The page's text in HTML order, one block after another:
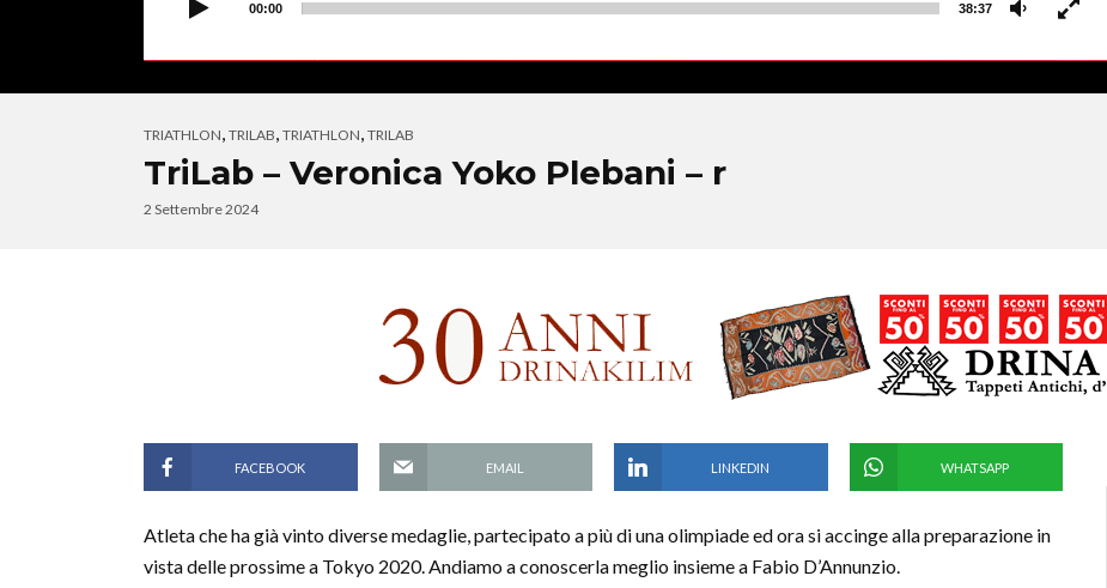
00:00 38:37
TRIATHLON, TRILAB, TRIATHLON, TRILAB
TriLab – Veronica Yoko Plebani – r
2 Settembre 2024
FACEBOOK EMAIL LINKEDIN WHATSAPP
Atleta che ha già vinto diverse medaglie, partecipato a più di una olimpiade ed ora si accinge alla preparazione in
vista delle prossime a Tokyo 2020. Andiamo a conoscerla meglio insieme a Fabio D’Annunzio.